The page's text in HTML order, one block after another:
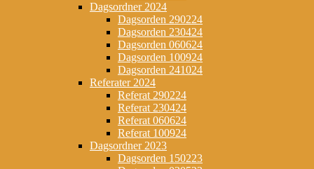
Dagsordner 2024
Dagsorden 290224
Dagsorden 230424
Dagsorden 060624
Dagsorden 100924
Dagsorden 241024
Referater 2024
Referat 290224
Referat 230424
Referat 060624
Referat 100924
Dagsordner 2023
Dagsorden 150223